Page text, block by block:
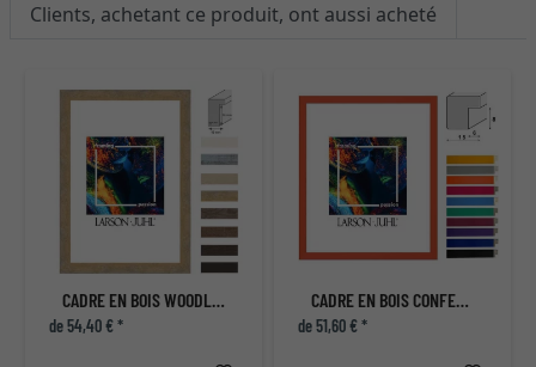
Clients, achetant ce produit, ont aussi acheté
CADRE EN BOIS WOODLAND II - SUR MESURE
de 54,40 € *
CADRE EN BOIS CONFETTI XS
de 51,60 € *